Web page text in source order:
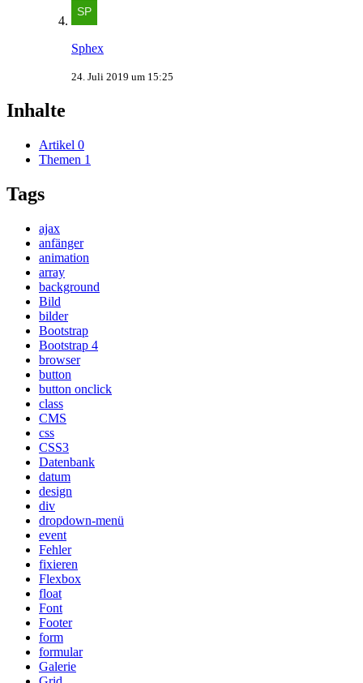
Sphex
24. Juli 2019 um 15:25
Inhalte
Artikel 0
Themen 1
Tags
ajax
anfänger
animation
array
background
Bild
bilder
Bootstrap
Bootstrap 4
browser
button
button onclick
class
CMS
css
CSS3
Datenbank
datum
design
div
dropdown-menü
event
Fehler
fixieren
Flexbox
float
Font
Footer
form
formular
Galerie